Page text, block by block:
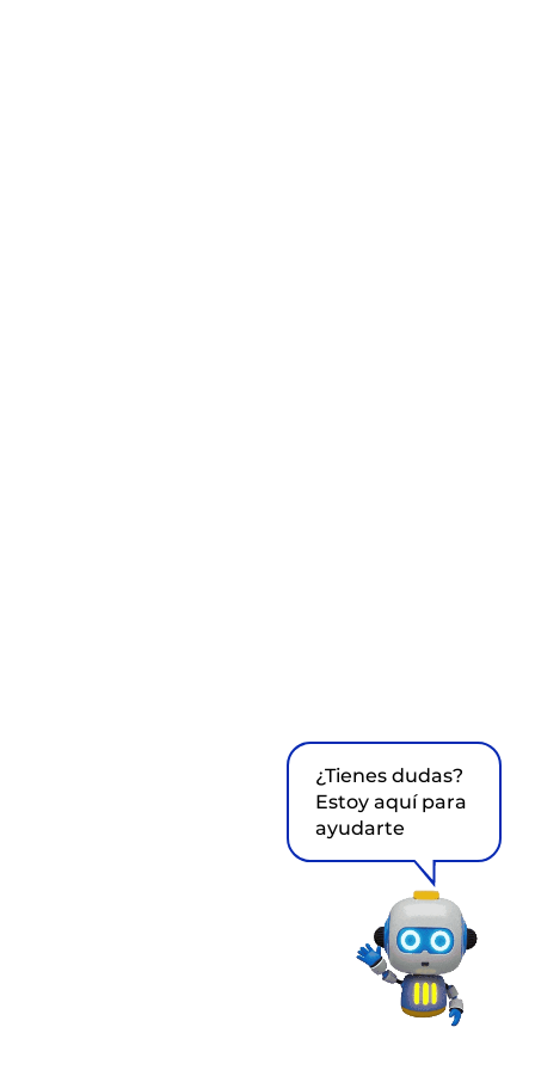
¿Tienes dudas?
Estoy aquí para
ayudarte